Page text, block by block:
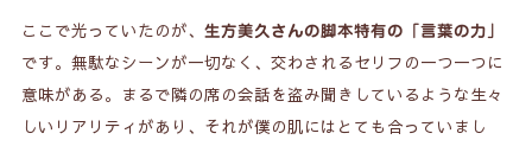
ここで光っていたのが、 生方美久さんの脚本特有の「言葉の力」
です。無駄なシーンが一切なく、交わされるセリフの一つ一つに
意味がある。まるで隣の席の会話を盗み聞きしているような生々
しいリアリティがあり、それが僕の肌にはとても合っていまし